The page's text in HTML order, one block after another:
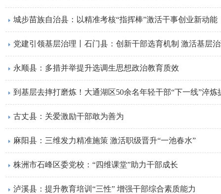
城步苗族自治县：以精准考核“指挥棒”激活干事创业新动能
党建引领基层治理丨石门县：创新干部选育机制 激活基层
永顺县：多措并举提升选调生思想政治教育质效
到基层去摔打磨炼！大通湖区50余名年轻干部“下一线”淬炼
古丈县：关爱激励干部敢为善为
麻阳县：三维发力精准施策 激活职级晋升“一池春水”
株洲市石峰区委党校：“四维课堂”助力干部成长
泸溪县：提升教育培训“三性” 增强干部综合素质能力